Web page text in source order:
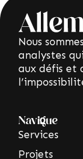
Nous
analystes
aux défis et
Navigue
Services
Projets